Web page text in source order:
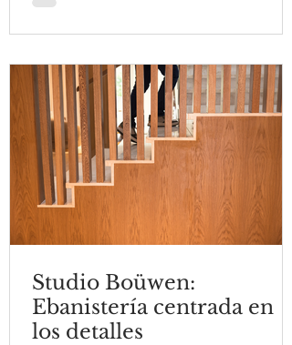
Studio Boüwen:
Ebanistería centrada en
los detalles